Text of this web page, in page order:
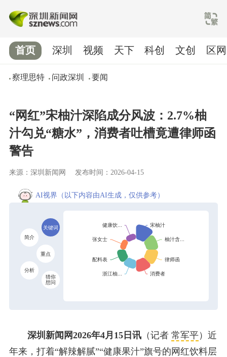
首页
察理思特 问政深圳 要闻
深圳 视频 天下 科创 文创 区网
“网红”宋柚汁深陷成分风波：2.7%柚
汁勾兑“糖水”，消费者吐槽竟遭律师函
警告
来源：深圳新闻网 发布时间：2026-04-15
AI视界 （以下内容由AI生成，仅供参考）
关键词
简介
重点
分析
猜你
想问
深圳新闻网2026年4月15日讯（记者 常军平）近
年来，打着“解辣解腻”“健康果汁”旗号的网红饮料层